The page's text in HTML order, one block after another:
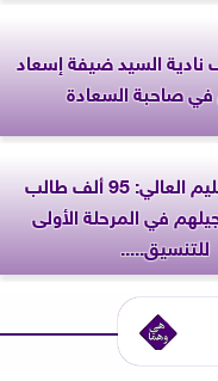
نادية السيد ضيفة إسعاد
صاحبة السعادة
متحدث التعليم العالي: 95 ألف طالب
في المرحلة الأولى
للتنسيق.....